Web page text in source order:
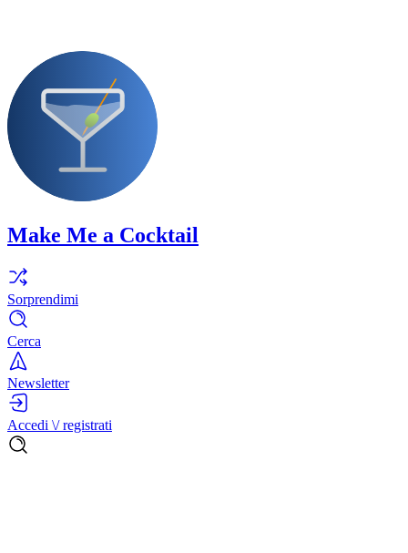
Make Me a Cocktail
Sorprendimi
Cerca
Newsletter
Accedi \/ registrati